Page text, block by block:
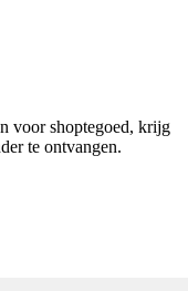
voor shoptegoed, krijg
te ontvangen.